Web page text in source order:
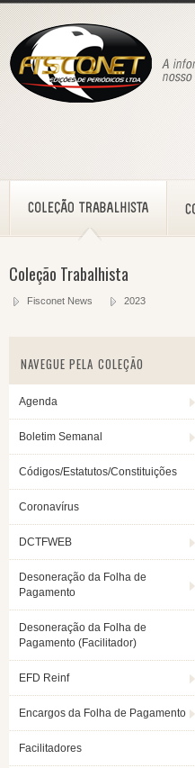
Coleção Trabalhista
Fisconet News 2023
NAVEGUE PELA COLEÇÃO
Agenda
Boletim Semanal
Códigos/Estatutos/Constituições
Coronavírus
DCTFWEB
Desoneração da Folha de
Pagamento
Desoneração da Folha de
Pagamento (Facilitador)
EFD Reinf
Encargos da Folha de Pagamento
Facilitadores